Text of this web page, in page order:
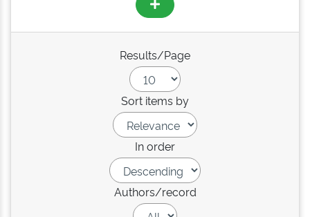
Results/Page
Sort items by
In order
Authors/record